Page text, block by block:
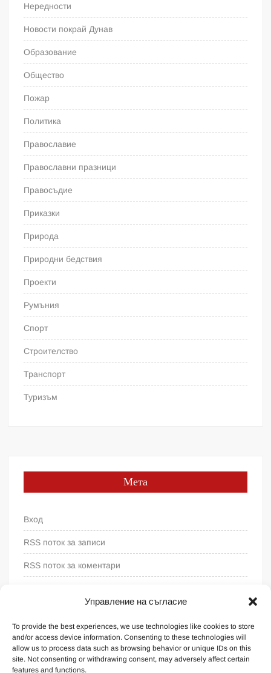
Управление на съгласие
To provide the best experiences, we use technologies like cookies to store
and/or access device information. Consenting to these technologies will
allow us to process data such as browsing behavior or unique IDs on this
site. Not consenting or withdrawing consent, may adversely affect certain
features and functions.
Нередности
Новости покрай Дунав
Образование
Общество
Пожар
Политика
Православие
Православни празници
Правосъдие
Приказки
Природа
Природни бедствия
Проекти
Румъния
Спорт
Строителство
Транспорт
Туризъм
Мета
Вход
RSS поток за записи
RSS поток за коментари